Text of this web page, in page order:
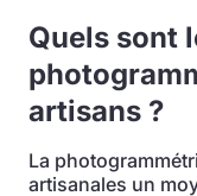
Quels sont
artisans ?
La
artisanales un